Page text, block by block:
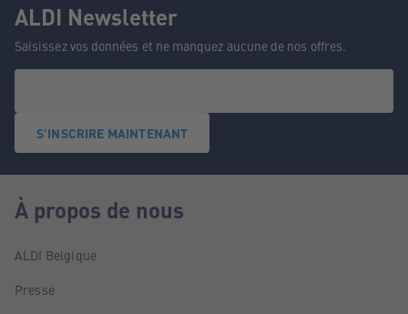
ALDI Newsletter
Saisissez vos données et ne manquez aucune de nos offres.
S'INSCRIRE MAINTENANT
À propos de nous
ALDI Belgique
Presse